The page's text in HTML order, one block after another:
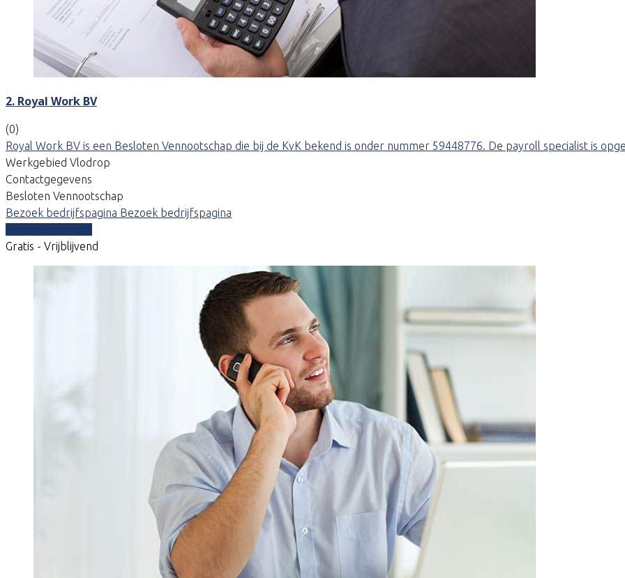
2. Royal Work BV
(0)
Royal Work BV is een Besloten Vennootschap die bij de KvK bekend is onder nummer 59448776. De payroll specialist is
Werkgebied Vlodrop
Contactgegevens
Besloten Vennootschap
Bezoek bedrijfspagina Bezoek bedrijfspagina
Gratis - Vrijblijvend